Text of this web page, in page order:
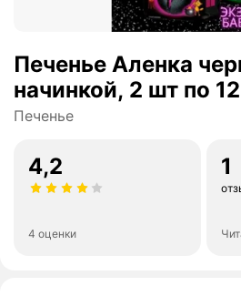
Печенье Аленка
начинкой, 2 шт по
Печенье
4,2
4 оценки
1